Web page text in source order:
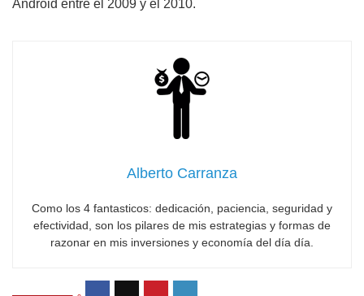
Android entre el 2009 y el 2010.
Alberto Carranza
Como los 4 fantasticos: dedicación, paciencia, seguridad y
efectividad, son los pilares de mis estrategias y formas de
razonar en mis inversiones y economía del día día.